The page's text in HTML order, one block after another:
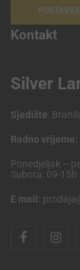
Kontakt
Silver
Sjedište:
Radno vrijeme:
Ponedjeljak –
Subota: 09-15h
E mail: